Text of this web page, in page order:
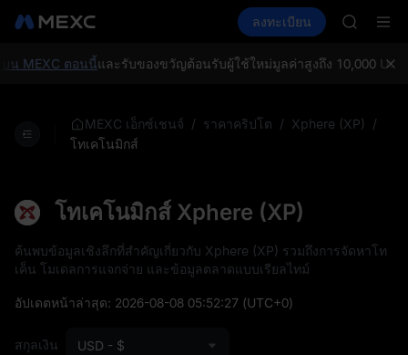
สปอต ฟิวเจอร์ส SPCX
ลงทะเบียน
SKYAI
SPCX พุ่
SKYAI
MEXC ตอนนี้และรับของขวัญต้อนรับผู้ใช้ใหม่มูลค่าสูงถึง 10,000
MEXC เอ็กซ์เชนจ์ / ราคาคริปโต / Xphere (XP)
/
โทเคโนมิกส์
โทเคโนมิกส์ Xphere (XP)
ค้นพบข้อมูลเชิงลึกที่สำคัญเกี่ยวกับ Xphere (XP) รวมถึงการจัดหาโท
เค็น โมเดลการแจกจ่าย และข้อมูลตลาดแบบเรียลไทม์
อัปเดตหน้าล่าสุด: 2026-08-08 05:52:27 (UTC+0)
สกุลเงิน USD - $